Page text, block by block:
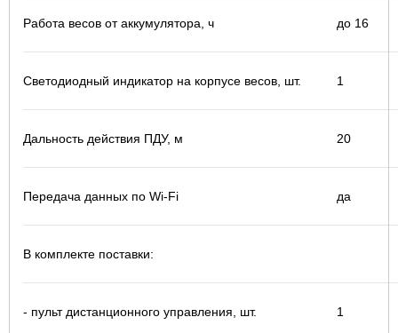
Работа весов от аккумулятора, ч до 16
Светодиодный индикатор на корпусе весов, шт. 1
Дальность действия ПДУ, м 20
Передача данных по Wi-Fi да
В комплекте поставки:
- пульт дистанционного управления, шт. 1